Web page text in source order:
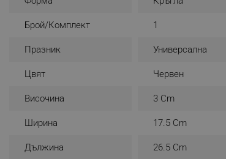
Брой/комплект 1
Празник Универсална
Цвят Червен
Височина 3 Cm
Ширина 17.5 Cm
Дължина 26.5 Cm